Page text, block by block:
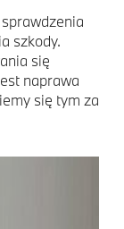
szkody.
się
naprawa
się tym za